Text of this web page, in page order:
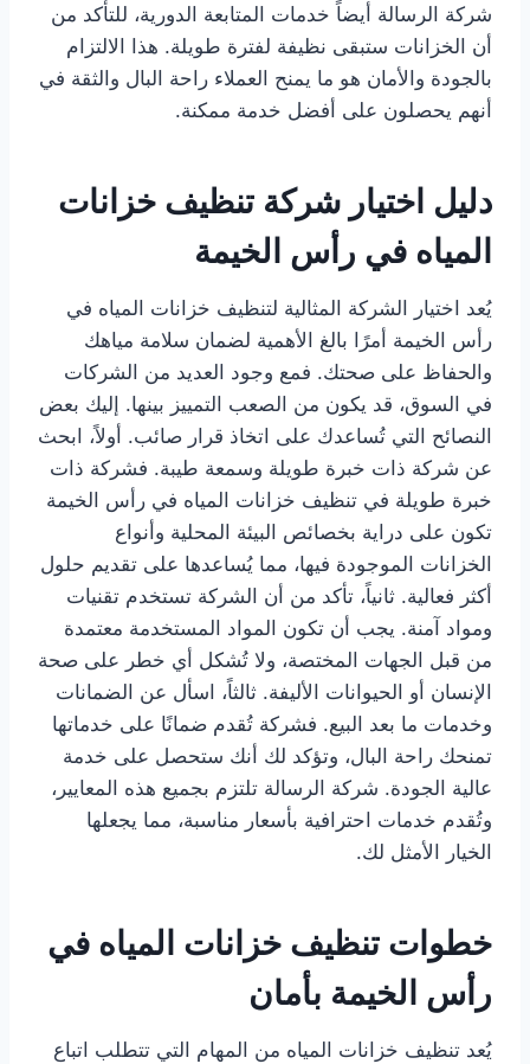
شركة الرسالة أيضاً خدمات المتابعة الدورية، للتأكد من
أن الخزانات ستبقى نظيفة لفترة طويلة. هذا الالتزام
بالجودة والأمان هو ما يمنح العملاء راحة البال والثقة في
أنهم يحصلون على أفضل خدمة ممكنة.
دليل اختيار شركة تنظيف خزانات
المياه في رأس الخيمة
يُعد اختيار الشركة المثالية لتنظيف خزانات المياه في
رأس الخيمة أمرًا بالغ الأهمية لضمان سلامة مياهك
والحفاظ على صحتك. فمع وجود العديد من الشركات
في السوق، قد يكون من الصعب التمييز بينها. إليك بعض
النصائح التي تُساعدك على اتخاذ قرار صائب. أولاً، ابحث
عن شركة ذات خبرة طويلة وسمعة طيبة. فشركة ذات
خبرة طويلة في تنظيف خزانات المياه في رأس الخيمة
تكون على دراية بخصائص البيئة المحلية وأنواع
الخزانات الموجودة فيها، مما يُساعدها على تقديم حلول
أكثر فعالية. ثانياً، تأكد من أن الشركة تستخدم تقنيات
ومواد آمنة. يجب أن تكون المواد المستخدمة معتمدة
من قبل الجهات المختصة، ولا تُشكل أي خطر على صحة
الإنسان أو الحيوانات الأليفة. ثالثاً، اسأل عن الضمانات
وخدمات ما بعد البيع. فشركة تُقدم ضمانًا على خدماتها
تمنحك راحة البال، وتؤكد لك أنك ستحصل على خدمة
عالية الجودة. شركة الرسالة تلتزم بجميع هذه المعايير،
وتُقدم خدمات احترافية بأسعار مناسبة، مما يجعلها
الخيار الأمثل لك.
خطوات تنظيف خزانات المياه في
رأس الخيمة بأمان
يُعد تنظيف خزانات المياه من المهام التي تتطلب اتباع